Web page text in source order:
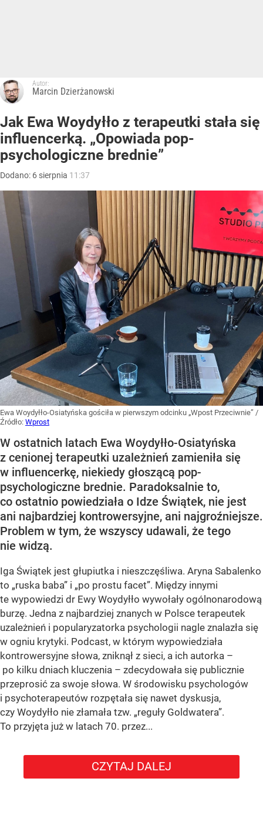
Autor:
Marcin Dzierżanowski
Jak Ewa Woydyłło z terapeutki stała się
influencerką. „Opowiada pop-
psychologiczne brednie”
Dodano: 6 sierpnia 11:37
Ewa Woydyłło-Osiatyńska gościła w pierwszym odcinku „Wpost Przeciwnie” /
Źródło: Wprost
W ostatnich latach Ewa Woydyłło-Osiatyńska
z cenionej terapeutki uzależnień zamieniła się
w influencerkę, niekiedy głoszącą pop-
psychologiczne brednie. Paradoksalnie to,
co ostatnio powiedziała o Idze Świątek, nie jest
ani najbardziej kontrowersyjne, ani najgroźniejsze.
Problem w tym, że wszyscy udawali, że tego
nie widzą.
Iga Świątek jest głupiutka i nieszczęśliwa. Aryna Sabalenko
to „ruska baba” i „po prostu facet”. Między innymi
te wypowiedzi dr Ewy Woydyłło wywołały ogólnonarodową
burzę. Jedna z najbardziej znanych w Polsce terapeutek
uzależnień i popularyzatorka psychologii nagle znalazła się
w ogniu krytyki. Podcast, w którym wypowiedziała
kontrowersyjne słowa, zniknął z sieci, a ich autorka –
po kilku dniach kluczenia – zdecydowała się publicznie
przeprosić za swoje słowa. W środowisku psychologów
i psychoterapeutów rozpętała się nawet dyskusja,
czy Woydyłło nie złamała tzw. „reguły Goldwatera”.
To przyjęta już w latach 70. przez...
CZYTAJ DALEJ